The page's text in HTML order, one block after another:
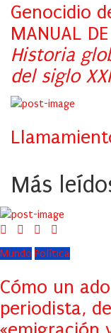
Genocidio
MANUAL
Historia
del siglo XXI
Más
Mundo Política
Cómo un
periodista,